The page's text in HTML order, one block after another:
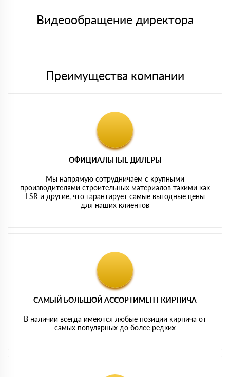
либо Вы забираете товар со склада самовывоза.
Видеообращение директора
Преимущества компании
ОФИЦИАЛЬНЫЕ ДИЛЕРЫ
Мы напрямую сотрудничаем с крупными
производителями строительных материалов такими как
LSR и другие, что гарантирует самые выгодные цены
для наших клиентов
САМЫЙ БОЛЬШОЙ АССОРТИМЕНТ КИРПИЧА
В наличии всегда имеются любые позиции кирпича от
самых популярных до более редких